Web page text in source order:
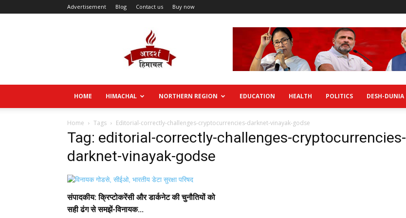
Advertisement Blog Contact us Buy now
HOME HIMACHAL NORTHERN REGION EDUCATION HEALTH POLITICS DESH-DUNIA
Home Tags Editorial-correctly-challenges-cryptocurrencies-darknet-vinayak-godse
Tag: editorial-correctly-challenges-cryptocurrencies-
darknet-vinayak-godse
संपादकीय: क्रिप्टोकरेंसी और डार्कनेट की चुनौतियों को
सही ढंग से समझें-विनायक...